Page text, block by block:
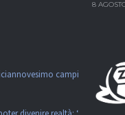
8
campionato